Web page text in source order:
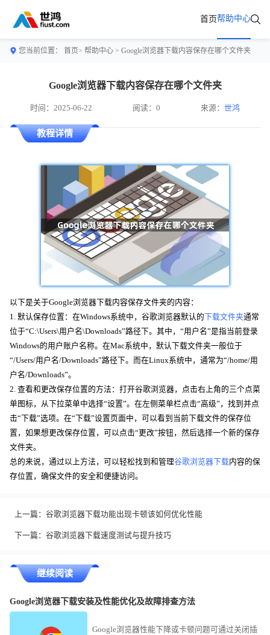
首页帮助中心
您当前位置： 首页> 帮助中心 > Google浏览器下载内容保存在哪个文件夹
Google浏览器下载内容保存在哪个文件夹
时间：2025-06-22 阅读：0 来源：世鸿
教程详情
以下是关于Google浏览器下载内容保存文件夹的内容：
1. 默认保存位置：在Windows系统中，谷歌浏览器默认的 下载文件夹通常
位于“C:\Users\用户名\Downloads”路径下。其中，“用户名”是指当前登录
Windows的用户账户名称。在Mac系统中，默认下载文件夹一般位于
“/Users/用户名/Downloads”路径下。而在Linux系统中，通常为“/home/用
户名/Downloads”。
2. 查看和更改保存位置的方法：打开谷歌浏览器，点击右上角的三个点菜
单图标，从下拉菜单中选择“设置”。在左侧菜单栏点击“高级”，找到并点
击“下载”选项。在“下载”设置页面中，可以看到当前下载文件的保存位
置，如果想更改保存位置，可以点击“更改”按钮，然后选择一个新的保存
文件夹。
总的来说，通过以上方法，可以轻松找到和管理谷歌浏览器下载内容的保
存位置，确保文件的安全和便捷访问。
上一篇： 谷歌浏览器下载功能出现卡顿该如何优化性能
下一篇： 谷歌浏览器下载速度测试与提升技巧
继续阅读
Google浏览器下载安装及性能优化及故障排查方法
Google浏览器性能下降或卡顿问题可通过关闭插